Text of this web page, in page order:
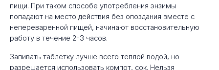
пищи. При таком способе употребления энзимы
попадают на место действия без опоздания вместе с
непереваренной пищей, начинают восстановительную
работу в течение 2-3 часов.
Запивать таблетку лучше всего теплой водой, но
разрешается использовать компот, сок. Нельзя